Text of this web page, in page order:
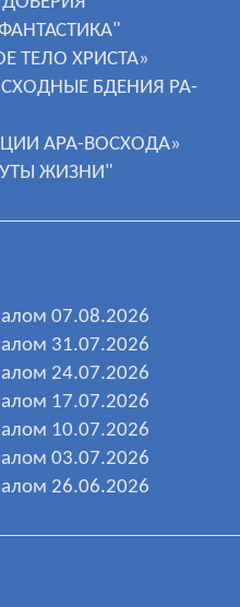
ТЕЛО ХРИСТА»
БДЕНИЯ РА-
АРА-ВОСХОДА»
ЖИЗНИ"
07.08.2026
31.07.2026
24.07.2026
17.07.2026
10.07.2026
03.07.2026
26.06.2026